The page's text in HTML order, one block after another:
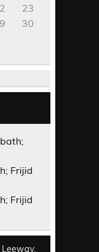
23
30
Frijid
Frijid
Leeway.